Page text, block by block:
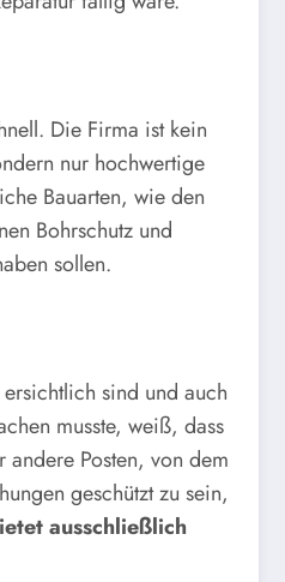
Die Firma ist kein
nur hochwertige
Bauarten, wie den
Bohrschutz und
sollen.
sind und auch
musste, weiß, dass
Posten, von dem
geschützt zu sein,
ausschließlich